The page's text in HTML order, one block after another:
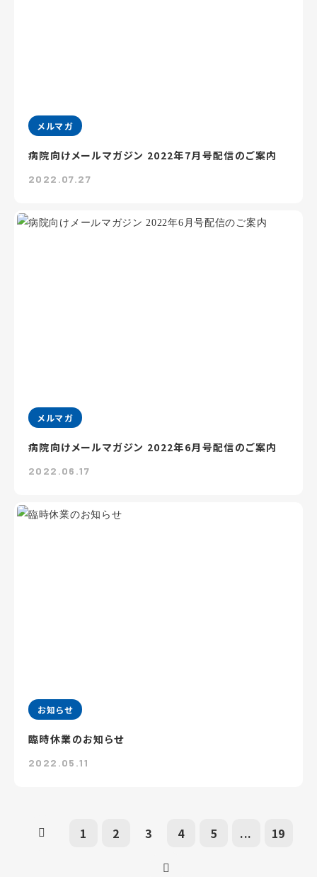
メルマガ
病院向けメールマガジン 2022年7月号配信のご案内
2022.07.27
メルマガ
病院向けメールマガジン 2022年6月号配信のご案内
2022.06.17
お知らせ
臨時休業のお知らせ
2022.05.11
1 2 3 4 5 ... 19